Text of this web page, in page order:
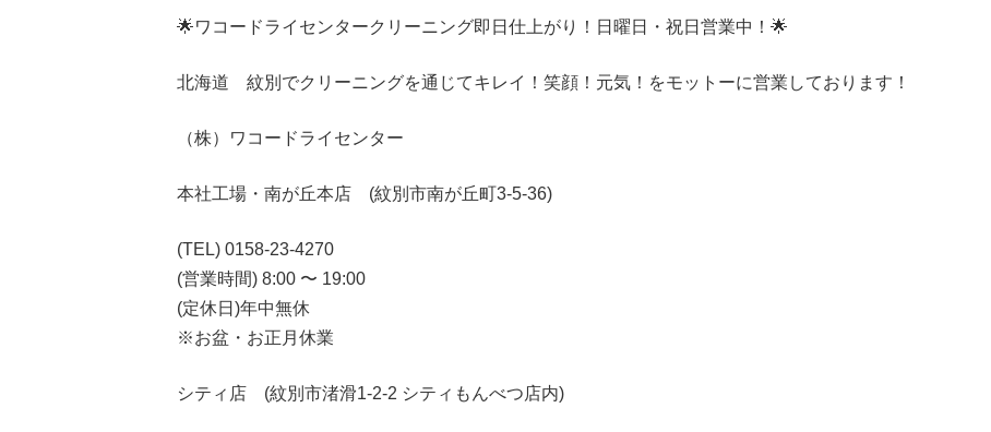
🌟ワコードライセンタークリーニング即日仕上がり！日曜日・祝日営業中！🌟
北海道 紋別でクリーニングを通じてキレイ！笑顔！元気！をモットーに営業しております！
（株）ワコードライセンター
本社工場・南が丘本店 (紋別市南が丘町3-5-36)
(TEL) 0158-23-4270
(営業時間) 8:00 〜 19:00
(定休日)年中無休
※お盆・お正月休業
シティ店 (紋別市渚滑1-2-2 シティもんべつ店内)